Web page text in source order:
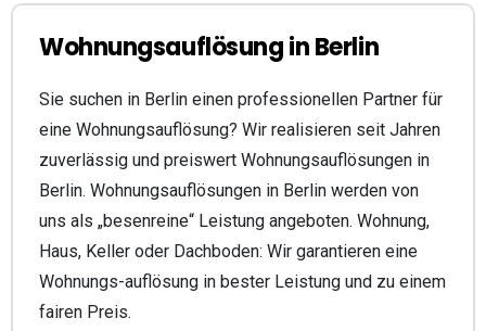
Wohnungsauflösung in Berlin
Sie suchen in Berlin einen professionellen Partner für
eine Wohnungsauflösung? Wir realisieren seit Jahren
zuverlässig und preiswert Wohnungsauflösungen in
Berlin. Wohnungsauflösungen in Berlin werden von
uns als „besenreine“ Leistung angeboten. Wohnung,
Haus, Keller oder Dachboden: Wir garantieren eine
Wohnungs-auflösung in bester Leistung und zu einem
fairen Preis.